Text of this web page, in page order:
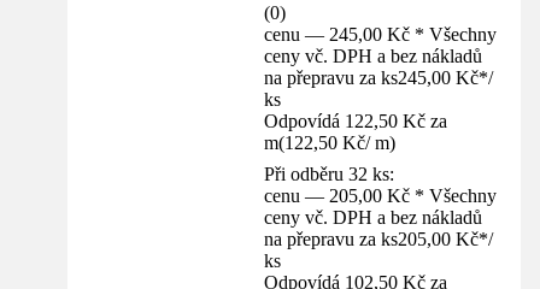
(0)
cenu — 245,00 Kč * Všechny
ceny vč. DPH a bez nákladů
na přepravu za ks245,00 Kč*/
ks
Odpovídá 122,50 Kč za
m(122,50 Kč/ m)
Při odběru 32 ks:
cenu — 205,00 Kč * Všechny
ceny vč. DPH a bez nákladů
na přepravu za ks205,00 Kč*/
ks
Odpovídá 102,50 Kč za